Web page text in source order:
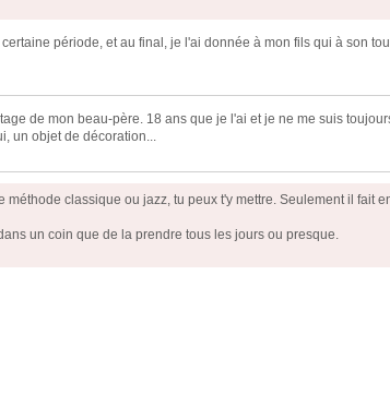
période, et au final, je l'ai donnée à mon fils qui à son
de mon beau-père. 18 ans que je l'ai et je ne me suis
un objet de décoration...
méthode classique ou jazz, tu peux t'y mettre. Seulement il fait
un coin que de la prendre tous les jours ou presque.